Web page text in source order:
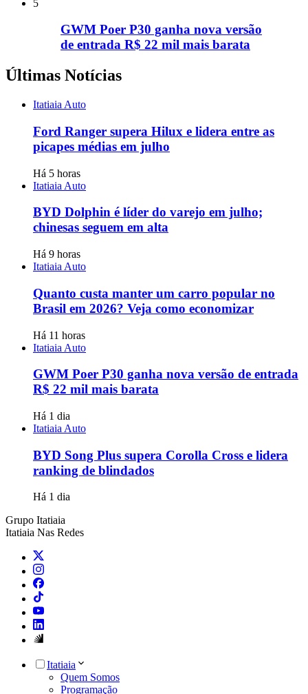
5
GWM Poer P30 ganha nova versão
de entrada R$ 22 mil mais barata
Últimas Notícias
Itatiaia Auto
Ford Ranger supera Hilux e lidera entre as
picapes médias em julho
Há 5 horas
Itatiaia Auto
BYD Dolphin é líder do varejo em julho;
chinesas seguem em alta
Há 9 horas
Itatiaia Auto
Quanto custa manter um carro popular no
Brasil em 2026? Veja como economizar
Há 11 horas
Itatiaia Auto
GWM Poer P30 ganha nova versão de entrada
R$ 22 mil mais barata
Há 1 dia
Itatiaia Auto
BYD Song Plus supera Corolla Cross e lidera
ranking de blindados
Há 1 dia
Grupo Itatiaia
Itatiaia Nas Redes
Itatiaia
Quem Somos
Programação